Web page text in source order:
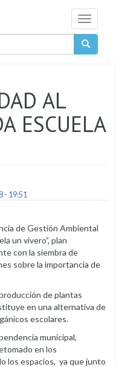
Toggle
AL
ESCUELA
- 19:51
de Gestión Ambiental
un vivero”, plan
con la siembra de
sobre la importancia de
de plantas
en una alternativa de
escolares.
municipal,
en los
los espacios, ya que junto